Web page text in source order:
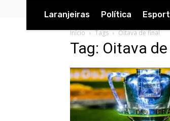
Laranjeiras Política
Início Tags Oitava de final
Tag: Oitava